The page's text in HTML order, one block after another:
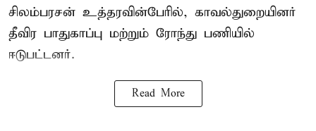
சிலம்பரசன் உத்தரவின்பேரில், காவல்துறையினர்
தீவிர பாதுகாப்பு மற்றும் ரோந்து பணியில்
ஈடுபட்டனர்.
Read More